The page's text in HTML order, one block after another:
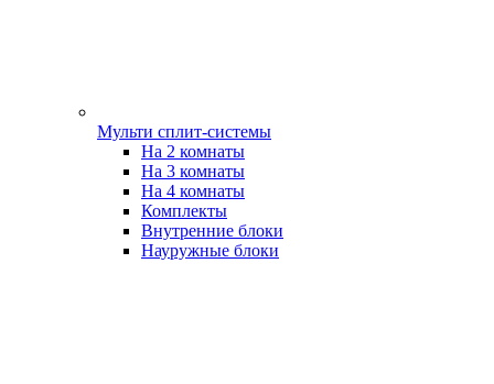
Мульти сплит-системы
На 2 комнаты
На 3 комнаты
На 4 комнаты
Комплекты
Внутренние блоки
Науружные блоки